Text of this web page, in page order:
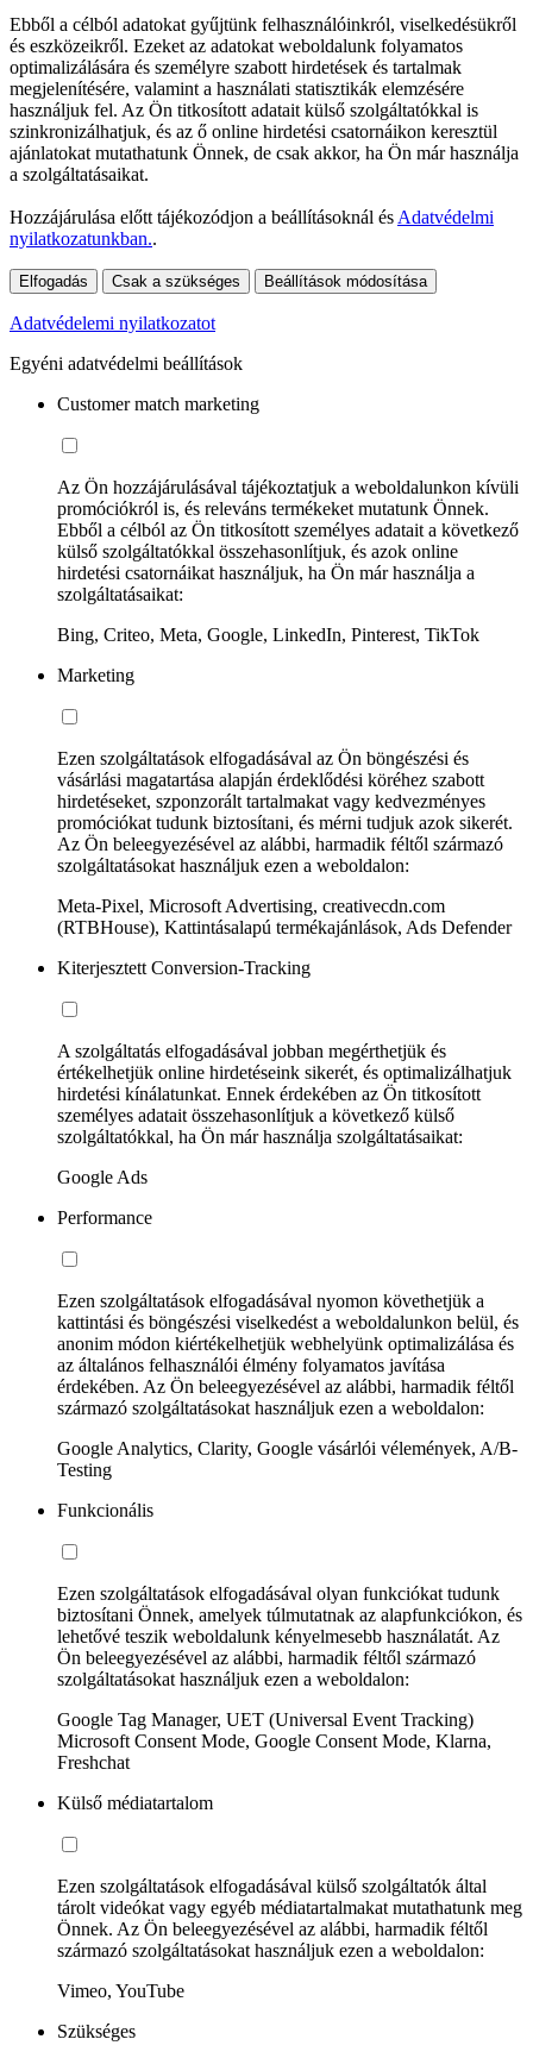
Ebből a célból adatokat gyűjtünk felhasználóinkról, viselkedésükről
és eszközeikről. Ezeket az adatokat weboldalunk folyamatos
optimalizálására és személyre szabott hirdetések és tartalmak
megjelenítésére, valamint a használati statisztikák elemzésére
használjuk fel. Az Ön titkosított adatait külső szolgáltatókkal is
szinkronizálhatjuk, és az ő online hirdetési csatornáikon keresztül
ajánlatokat mutathatunk Önnek, de csak akkor, ha Ön már használja
a szolgáltatásaikat.
Hozzájárulása előtt tájékozódjon a beállításoknál és Adatvédelmi
nyilatkozatunkban..
Elfogadás Csak a szükséges Beállítások módosítása
Adatvédelemi nyilatkozatot
Egyéni adatvédelmi beállítások
Customer match marketing
Az Ön hozzájárulásával tájékoztatjuk a weboldalunkon kívüli
promóciókról is, és releváns termékeket mutatunk Önnek.
Ebből a célból az Ön titkosított személyes adatait a következő
külső szolgáltatókkal összehasonlítjuk, és azok online
hirdetési csatornáikat használjuk, ha Ön már használja a
szolgáltatásaikat:
Bing, Criteo, Meta, Google, LinkedIn, Pinterest, TikTok
Marketing
Ezen szolgáltatások elfogadásával az Ön böngészési és
vásárlási magatartása alapján érdeklődési köréhez szabott
hirdetéseket, szponzorált tartalmakat vagy kedvezményes
promóciókat tudunk biztosítani, és mérni tudjuk azok sikerét.
Az Ön beleegyezésével az alábbi, harmadik féltől származó
szolgáltatásokat használjuk ezen a weboldalon:
Meta-Pixel, Microsoft Advertising, creativecdn.com
(RTBHouse), Kattintásalapú termékajánlások, Ads Defender
Kiterjesztett Conversion-Tracking
A szolgáltatás elfogadásával jobban megérthetjük és
értékelhetjük online hirdetéseink sikerét, és optimalizálhatjuk
hirdetési kínálatunkat. Ennek érdekében az Ön titkosított
személyes adatait összehasonlítjuk a következő külső
szolgáltatókkal, ha Ön már használja szolgáltatásaikat:
Google Ads
Performance
Ezen szolgáltatások elfogadásával nyomon követhetjük a
kattintási és böngészési viselkedést a weboldalunkon belül, és
anonim módon kiértékelhetjük webhelyünk optimalizálása és
az általános felhasználói élmény folyamatos javítása
érdekében. Az Ön beleegyezésével az alábbi, harmadik féltől
származó szolgáltatásokat használjuk ezen a weboldalon:
Google Analytics, Clarity, Google vásárlói vélemények, A/B-
Testing
Funkcionális
Ezen szolgáltatások elfogadásával olyan funkciókat tudunk
biztosítani Önnek, amelyek túlmutatnak az alapfunkciókon, és
lehetővé teszik weboldalunk kényelmesebb használatát. Az
Ön beleegyezésével az alábbi, harmadik féltől származó
szolgáltatásokat használjuk ezen a weboldalon:
Google Tag Manager, UET (Universal Event Tracking)
Microsoft Consent Mode, Google Consent Mode, Klarna,
Freshchat
Külső médiatartalom
Ezen szolgáltatások elfogadásával külső szolgáltatók által
tárolt videókat vagy egyéb médiatartalmakat mutathatunk meg
Önnek. Az Ön beleegyezésével az alábbi, harmadik féltől
származó szolgáltatásokat használjuk ezen a weboldalon:
Vimeo, YouTube
Szükséges